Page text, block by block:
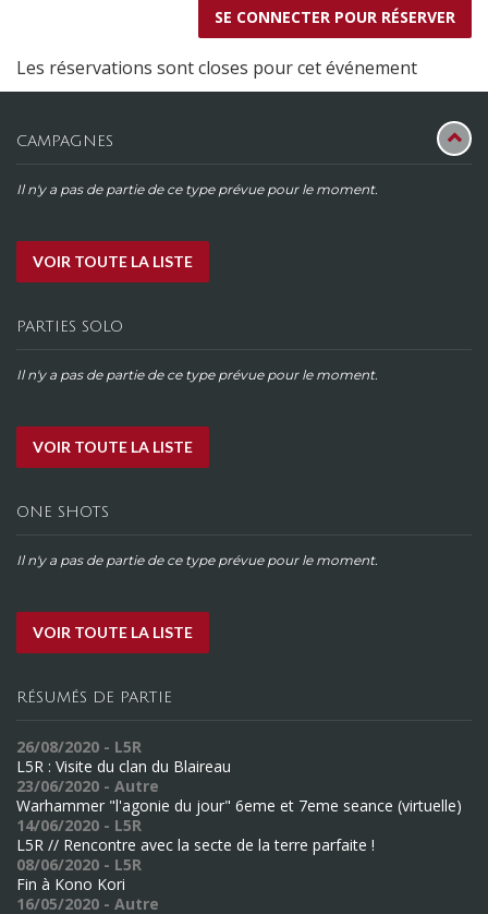
Les réservations sont closes pour cet événement
CAMPAGNES
Il n'y a pas de partie de ce type prévue pour le moment.
VOIR TOUTE LA LISTE
PARTIES SOLO
Il n'y a pas de partie de ce type prévue pour le moment.
VOIR TOUTE LA LISTE
ONE SHOTS
Il n'y a pas de partie de ce type prévue pour le moment.
VOIR TOUTE LA LISTE
RÉSUMÉS DE PARTIE
26/08/2020 - L5R
L5R : Visite du clan du Blaireau
23/06/2020 - Autre
Warhammer "l'agonie du jour" 6eme et 7eme seance (virtuelle)
14/06/2020 - L5R
L5R // Rencontre avec la secte de la terre parfaite !
08/06/2020 - L5R
Fin à Kono Kori
16/05/2020 - Autre